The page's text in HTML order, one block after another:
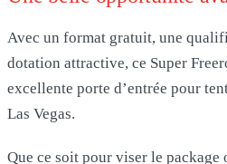
Avec un format gratuit, une
dotation attractive, ce Super
excellente porte d’entrée pour
Las Vegas.
Que ce soit pour viser le package